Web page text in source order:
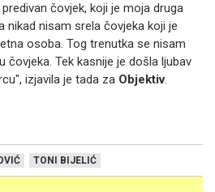
predivan čovjek, koji je moja druga
nikad nisam srela čovjeka koji je
osoba. Tog trenutka se nisam
čovjeka. Tek kasnije je doš la ljubav
izjavila je tada za Objektiv.
TONI BIJELIĆ